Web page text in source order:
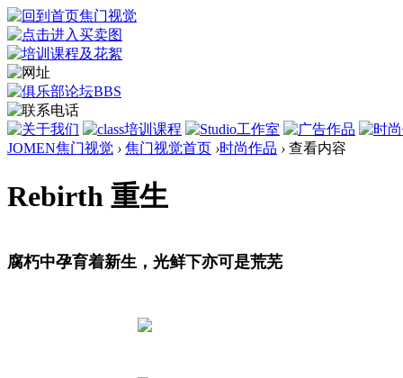
JOMEN焦门视觉 › 焦门视觉首页 ›时尚作品 › 查看内容
Rebirth 重生
腐朽中孕育着新生，光鲜下亦可是荒芜